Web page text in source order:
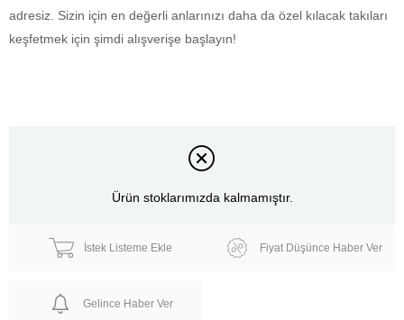
adresiz. Sizin için en değerli anlarınızı daha da özel kılacak takıları
keşfetmek için şimdi alışverişe başlayın!
Ürün stoklarımızda kalmamıştır.
İstek Listeme Ekle Fiyat Düşünce Haber Ver
Gelince Haber Ver